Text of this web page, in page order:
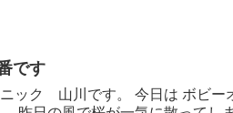
です
ニック 山川です。 今日は ボビ